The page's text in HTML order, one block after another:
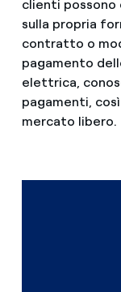
clienti
sulla propria
contratto o
pagamento
elettrica,
pagamenti,
mercato libero.